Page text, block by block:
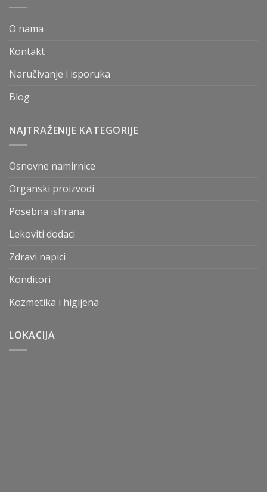
O nama
Kontakt
Naručivanje i isporuka
Blog
NAJTRAŽENIJE KATEGORIJE
Osnovne namirnice
Organski proizvodi
Posebna ishrana
Lekoviti dodaci
Zdravi napici
Konditori
Kozmetika i higijena
LOKACIJA